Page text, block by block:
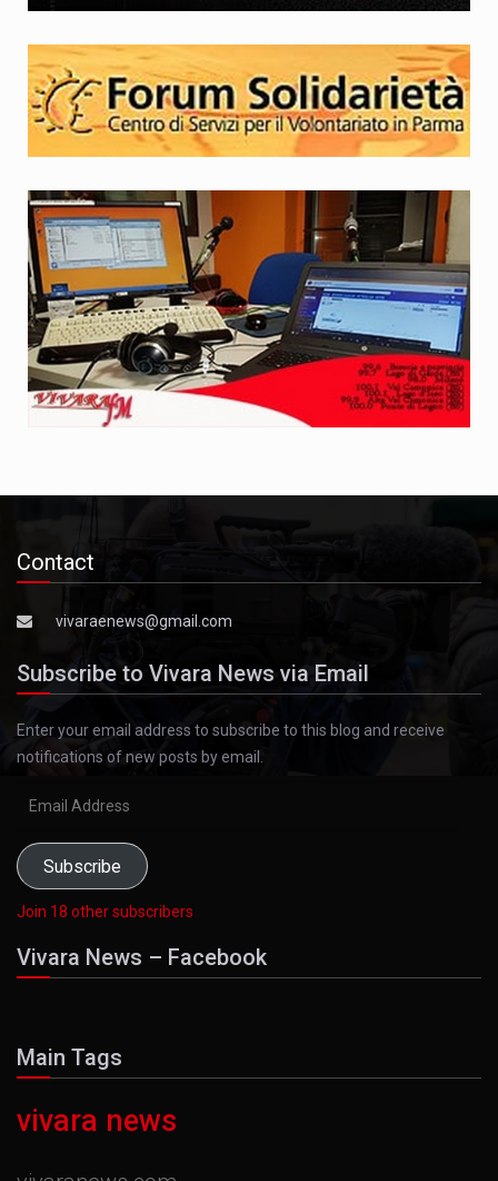
Contact
vivaraenews@gmail.com
Subscribe to Vivara News via Email
Enter your email address to subscribe to this blog and receive
notifications of new posts by email.
Subscribe
Join 18 other subscribers
Vivara News – Facebook
Main Tags
vivara news